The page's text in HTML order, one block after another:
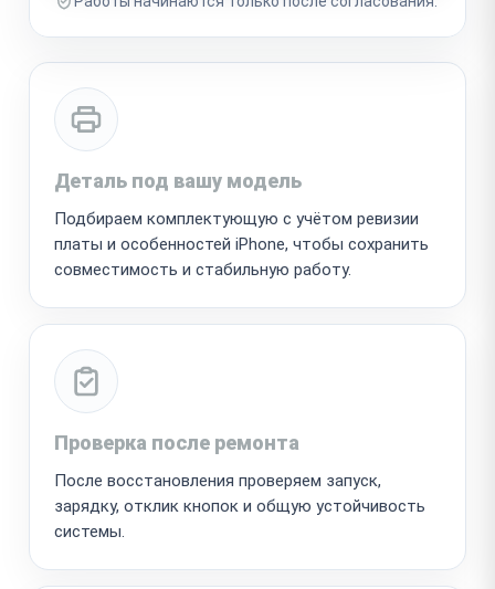
Деталь под вашу модель
Подбираем комплектующую с учётом ревизии
платы и особенностей iPhone, чтобы сохранить
совместимость и стабильную работу.
Проверка после ремонта
После восстановления проверяем запуск,
зарядку, отклик кнопок и общую устойчивость
системы.